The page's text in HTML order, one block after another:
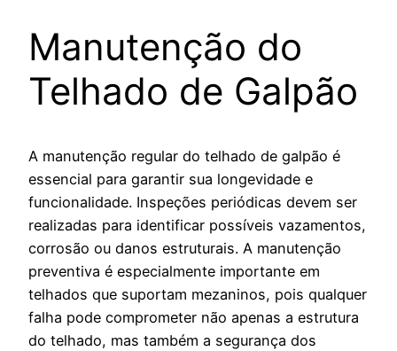
Manutenção do
Telhado de Galpão
A manutenção regular do telhado de galpão é
essencial para garantir sua longevidade e
funcionalidade. Inspeções periódicas devem ser
realizadas para identificar possíveis vazamentos,
corrosão ou danos estruturais. A manutenção
preventiva é especialmente importante em
telhados que suportam mezaninos, pois qualquer
falha pode comprometer não apenas a estrutura
do telhado, mas também a segurança dos